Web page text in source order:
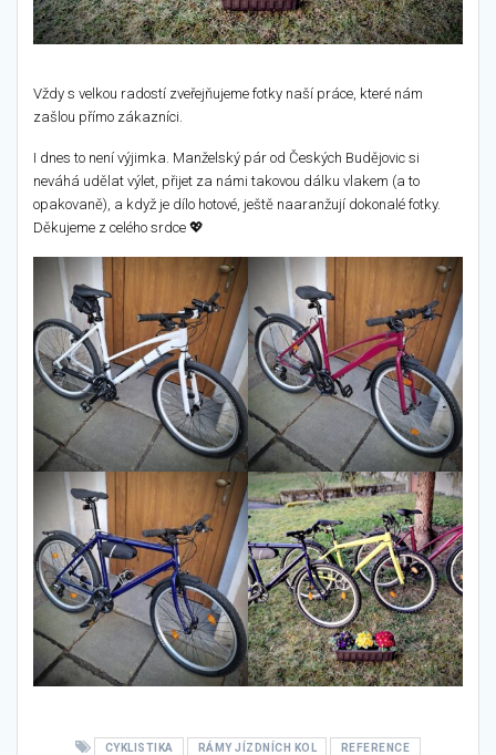
Vždy s velkou radostí zveřejňujeme fotky naší práce, které nám
zašlou přímo zákazníci.
I dnes to není výjimka. Manželský pár od Českých Budějovic si
neváhá udělat výlet, přijet za námi takovou dálku vlakem (a to
opakovaně), a když je dílo hotové, ještě naaranžují dokonalé fotky.
Děkujeme z celého srdce 💖
CYKLISTIKA RÁMY JÍZDNÍCH KOL
REFERENCE